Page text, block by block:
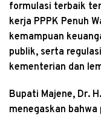
formulasi terbaik
kerja PPPK Penuh
kemampuan
publik, serta
kementerian dan
Bupati Majene, Dr.
menegaskan